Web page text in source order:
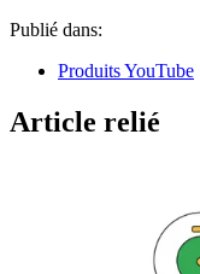
Publié dans:
Produits YouTube
Article relié